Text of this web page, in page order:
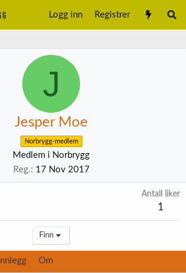
Logg inn Registrer
J
Jesper Moe
Norbrygg-medlem
Medlem i Norbrygg
Reg.
17 Nov 2017
Antall liker
1
Finn
Innlegg Om